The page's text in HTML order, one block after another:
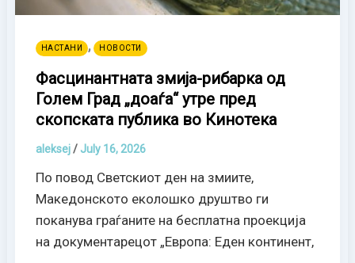
НАСТАНИ , НОВОСТИ
Фасцинантната змија-рибарка од
Голем Град „доаѓа“ утре пред
скопската публика во Кинотека
aleksej/ July 16, 2026
По повод Светскиот ден на змиите,
Македонското еколошко друштво ги
поканува граѓаните на бесплатна проекција
на документарецот „Европа: Еден континент,